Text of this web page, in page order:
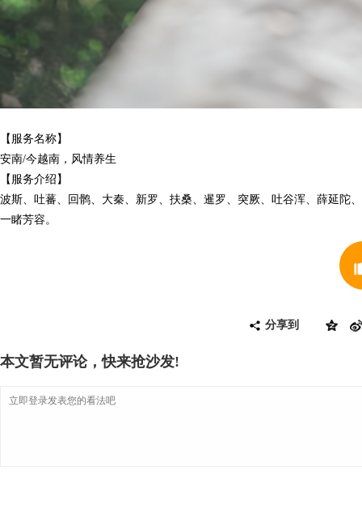
【服务名称】
安南/今越南，风情养生
【服务介绍】
波斯、吐蕃、回鹘、大秦、新罗、扶桑、暹罗、突厥、吐谷浑、薛延
一睹芳容。
分享到
本文暂无评论，快来抢沙发!